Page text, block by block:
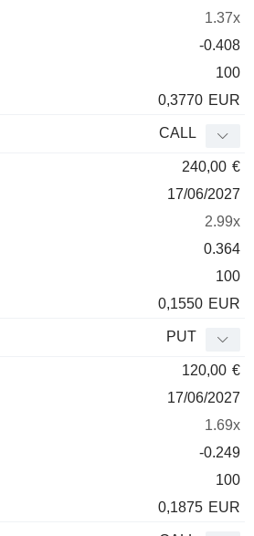
1.37x
-0.408
100
0,3770 EUR
CALL
240,00 €
17/06/2027
2.99x
0.364
100
0,1550 EUR
PUT
120,00 €
17/06/2027
1.69x
-0.249
100
0,1875 EUR